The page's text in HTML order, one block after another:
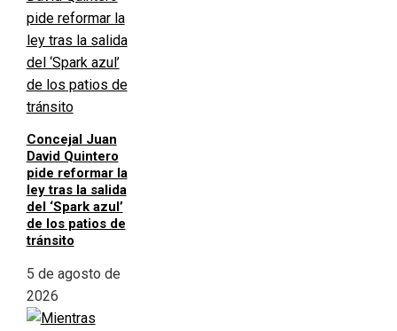
Concejal Juan
David Quintero
pide reformar la
ley tras la salida
del ‘Spark azul’
de los patios de
tránsito
5 de agosto de
2026